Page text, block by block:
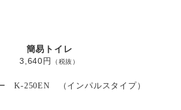
簡易トイレ
3,640円
（税抜）